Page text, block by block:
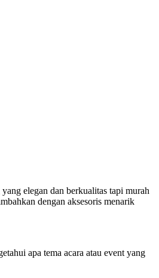
elegan dan berkualitas tapi murah
dengan aksesoris menarik
apa tema acara atau event yang